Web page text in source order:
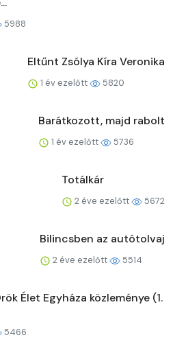
5988
Eltűnt Zsólya Kíra Veronika
1 év ezelőtt 5820
Barátkozott, majd rabolt
1 év ezelőtt 5736
Totálkár
2 éve ezelőtt 5672
Bilincsben az autótolvaj
2 éve ezelőtt 5514
Élet Egyháza közleménye (1.
5466